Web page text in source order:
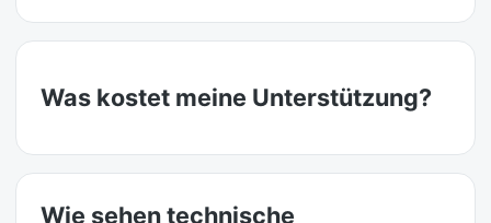
Was kostet meine Unterstützung?
Wie sehen technische